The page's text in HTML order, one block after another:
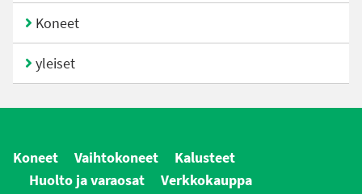
Koneet
yleiset
Koneet Vaihtokoneet
Kalusteet
Huolto ja varaosat
Verkkokauppa